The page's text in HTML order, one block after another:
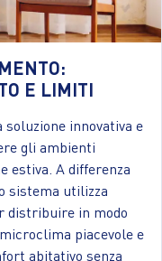
E LIMITI
innovativa e
gli ambienti
estiva. A differenza
sistema utilizza
distribuire in modo
piacevole e
abitativo senza